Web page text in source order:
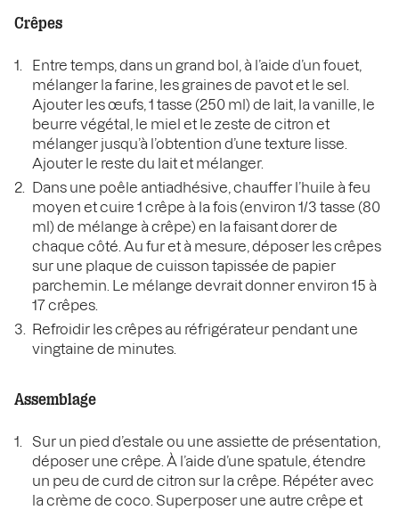
Crêpes
Entre temps, dans un grand bol, à l’aide d’un fouet,
mélanger la farine, les graines de pavot et le sel.
Ajouter les œufs, 1 tasse (250 ml) de lait, la vanille, le
beurre végétal, le miel et le zeste de citron et
mélanger jusqu’à l’obtention d’une texture lisse.
Ajouter le reste du lait et mélanger.
Dans une poêle antiadhésive, chauffer l’huile à feu
moyen et cuire 1 crêpe à la fois (environ 1/3 tasse (80
ml) de mélange à crêpe) en la faisant dorer de
chaque côté. Au fur et à mesure, déposer les crêpes
sur une plaque de cuisson tapissée de papier
parchemin. Le mélange devrait donner environ 15 à
17 crêpes.
Refroidir les crêpes au réfrigérateur pendant une
vingtaine de minutes.
Assemblage
Sur un pied d’estale ou une assiette de présentation,
déposer une crêpe. À l’aide d’une spatule, étendre
un peu de curd de citron sur la crêpe. Répéter avec
la crème de coco. Superposer une autre crêpe et